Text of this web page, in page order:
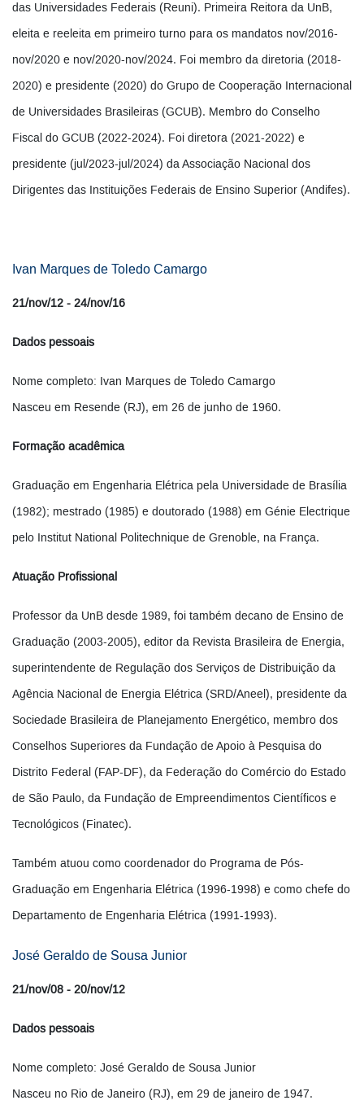
das Universidades Federais (Reuni). Primeira Reitora da UnB,
eleita e reeleita em primeiro turno para os mandatos nov/2016-
nov/2020 e nov/2020-nov/2024. Foi membro da diretoria (2018-
2020) e presidente (2020) do Grupo de Cooperação Internacional
de Universidades Brasileiras (GCUB). Membro do Conselho
Fiscal do GCUB (2022-2024). Foi diretora (2021-2022) e
presidente (jul/2023-jul/2024) da Associação Nacional dos
Dirigentes das Instituições Federais de Ensino Superior (Andifes).
Ivan Marques de Toledo Camargo
21/nov/12 - 24/nov/16
Dados pessoais
Nome completo: Ivan Marques de Toledo Camargo
Nasceu em Resende (RJ), em 26 de junho de 1960.
Formação acadêmica
Graduação em Engenharia Elétrica pela Universidade de Brasília
(1982); mestrado (1985) e doutorado (1988) em Génie Electrique
pelo Institut National Politechnique de Grenoble, na França.
Atuação Profissional
Professor da UnB desde 1989, foi também decano de Ensino de
Graduação (2003-2005), editor da Revista Brasileira de Energia,
superintendente de Regulação dos Serviços de Distribuição da
Agência Nacional de Energia Elétrica (SRD/Aneel), presidente da
Sociedade Brasileira de Planejamento Energético, membro dos
Conselhos Superiores da Fundação de Apoio à Pesquisa do
Distrito Federal (FAP-DF), da Federação do Comércio do Estado
de São Paulo, da Fundação de Empreendimentos Científicos e
Tecnológicos (Finatec).
Também atuou como coordenador do Programa de Pós-
Graduação em Engenharia Elétrica (1996-1998) e como chefe do
Departamento de Engenharia Elétrica (1991-1993).
José Geraldo de Sousa Junior
21/nov/08 - 20/nov/12
Dados pessoais
Nome completo: José Geraldo de Sousa Junior
Nasceu no Rio de Janeiro (RJ), em 29 de janeiro de 1947.